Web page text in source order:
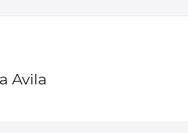
Avila